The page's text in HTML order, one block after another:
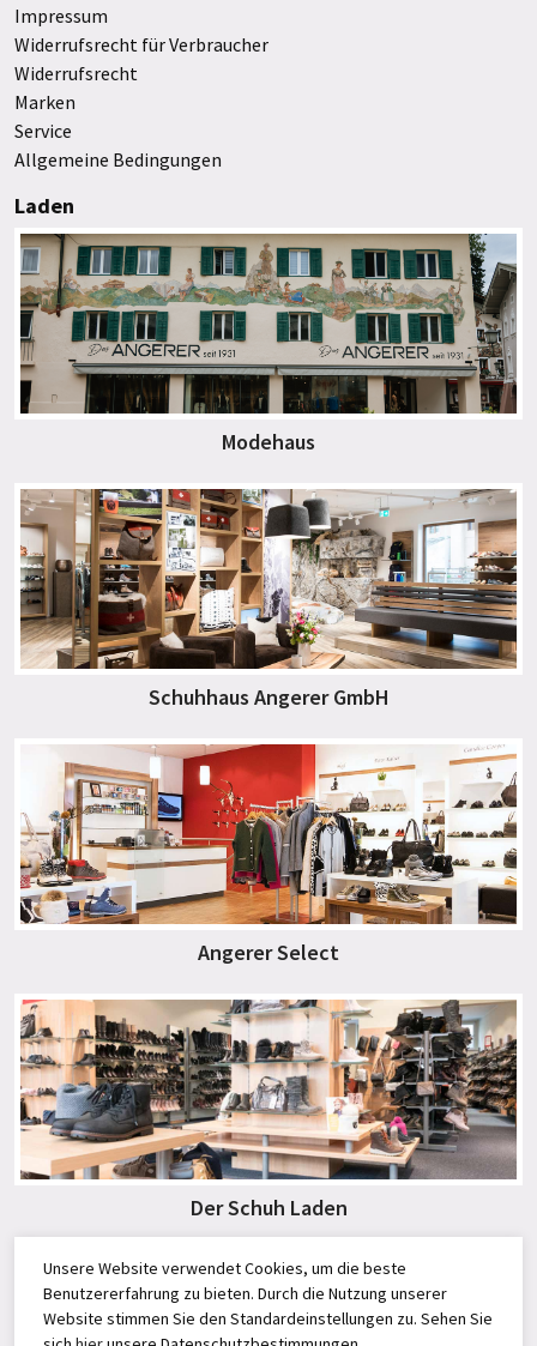
Impressum
Widerrufsrecht für Verbraucher
Widerrufsrecht
Marken
Service
Allgemeine Bedingungen
Laden
Modehaus
Schuhhaus Angerer GmbH
Angerer Select
Der Schuh Laden
Unsere Website verwendet Cookies, um die beste
Benutzererfahrung zu bieten. Durch die Nutzung unserer
Website stimmen Sie den Standardeinstellungen zu. Sehen Sie